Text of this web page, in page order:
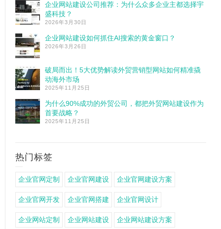
企业网站建设公司推荐：为什么众多企业主都选择宇
盛科技？
2026年3月30日
企业网站建设如何抓住AI搜索的黄金窗口？
2026年3月26日
破局而出！5大优势解读外贸营销型网站如何精准撬
动海外市场
2025年11月25日
为什么90%成功的外贸公司，都把外贸网站建设作为
首要战略？
2025年11月25日
热门标签
企业官网定制 企业官网建设 企业官网建设方案
企业官网开发 企业官网搭建 企业官网设计
企业网站定制 企业网站建设 企业网站建设方案